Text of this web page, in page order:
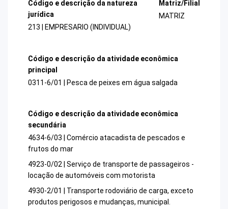
Código e descrição da natureza
jurídica
213 | EMPRESARIO (INDIVIDUAL)
Matriz/Filial
MATRIZ
Código e descrição da atividade econômica
principal
0311-6/01 | Pesca de peixes em água salgada
Código e descrição da atividade econômica
secundária
4634-6/03 | Comércio atacadista de pescados e
frutos do mar
4923-0/02 | Serviço de transporte de passageiros -
locação de automóveis com motorista
4930-2/01 | Transporte rodoviário de carga, exceto
produtos perigosos e mudanças, municipal.